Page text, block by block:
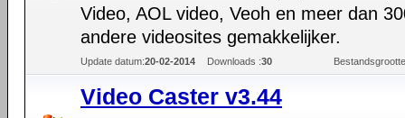
Video, AOL video, Veoh en meer dan
andere videosites gemakkelijker.
Update datum:20-02-2014 Downloads :30
Video Caster v3.44